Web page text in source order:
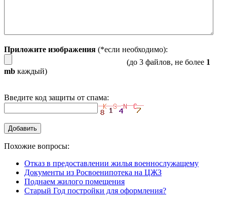
Приложите изображения (*если необходимо):
(до 3 файлов, не более 1
mb каждый)
Введите код защиты от спама:
Похожие вопросы:
Отказ в предоставлении жилья военнослужащему
Документы из Росвоенипотека на ЦЖЗ
Поднаем жилого помещения
Старый Год постройки для оформления?